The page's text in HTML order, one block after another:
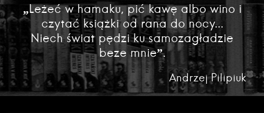
„Leżeć w hamaku, pić kawę albo wino i
czytać książki od rana do nocy...
Niech świat pędzi ku samozagładzie
beze mnie”.
Andrzej Pilipiuk